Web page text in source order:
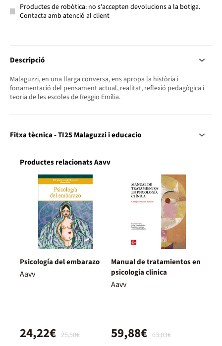
Productes de robòtica: no s'accepten devolucions a la botiga.
Contacta amb atenció al client
Descripció
Malaguzzi, en una llarga conversa, ens apropa la història i
fonamentació del pensament actual, realitat, reflexió pedagògica i
teoria de les escoles de Reggio Emília.
Fitxa tècnica - TI25 Malaguzzi i educacio
Productes relacionats Aavv
Psicología del embarazo
Aavv
25,50€
24,22€
Manual de tratamientos en
psicologia clinica
Aavv
63,03€
59,88€